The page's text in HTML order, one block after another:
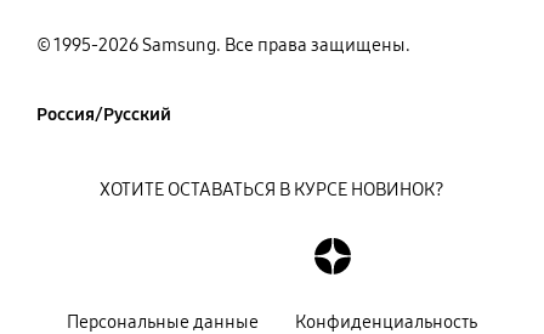
© 1995-2026 Samsung. Все права защищены.
Россия/Русский
Персональные данные Конфиденциальность
ХОТИТЕ ОСТАВАТЬСЯ В КУРСЕ НОВИНОК?